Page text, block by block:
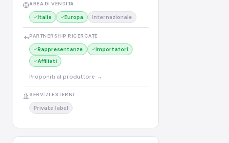
AREA DI VENDITA
Italia Europa Internazionale
PARTNERSHIP RICERCATE
Rappresentanze
Importatori
Affiliati
Proponiti al produttore →
SERVIZI ESTERNI
Private label